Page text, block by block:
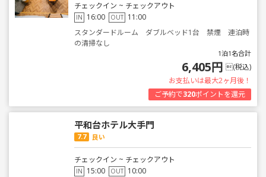
チェックイン ~ チェックアウト
IN 16:00 OUT 11:00
スタンダードルーム ダブルベッド1台 禁煙 連泊時
の清掃なし
1泊1名合計
6,405円 (税込)
お支払いは最大2ヶ月後！
ご予約で320ポイントを還元
平和台ホテル大手門
7.7 良い
チェックイン ~ チェックアウト
IN 15:00 OUT 10:00